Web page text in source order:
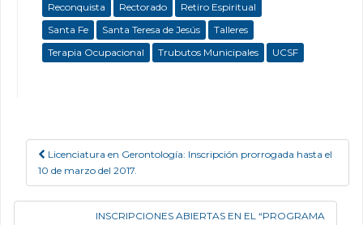
Reconquista
Rectorado
Retiro Espiritual
Santa Fe
Santa Teresa de Jesús
Talleres
Terapia Ocupacional
Trubutos Municipales UCSF
Post navigation
Licenciatura en Gerontología: Inscripción prorrogada hasta el
10 de marzo del 2017.
INSCRIPCIONES ABIERTAS EN EL “PROGRAMA